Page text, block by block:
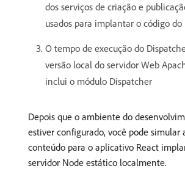
dos serviços de criação e
usados para implantar o código
O tempo de execução do
versão local do servidor Web
inclui o módulo Dispatcher
Depois que o ambiente do
estiver configurado, você pode simular
conteúdo para o aplicativo React
servidor Node estático localmente.